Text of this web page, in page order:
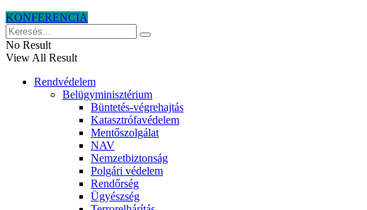
KONFERENCIA
No Result
View All Result
Rendvédelem
Belügyminisztérium
Büntetés-végrehajtás
Katasztrófavédelem
Mentőszolgálat
NAV
Nemzetbiztonság
Polgári védelem
Rendőrség
Ügyészség